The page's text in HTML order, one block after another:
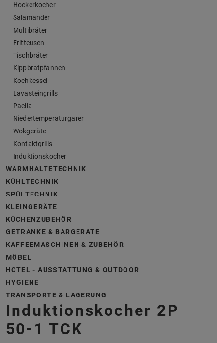
Hockerkocher
Salamander
Multibräter
Fritteusen
Tischbräter
Kippbratpfannen
Kochkessel
Lavasteingrills
Paella
Niedertemperaturgarer
Wokgeräte
Kontaktgrills
Induktionskocher
WARMHALTETECHNIK
KÜHLTECHNIK
SPÜLTECHNIK
KLEINGERÄTE
KÜCHENZUBEHÖR
GETRÄNKE & BARGERÄTE
KAFFEEMASCHINEN & ZUBEHÖR
MÖBEL
HOTEL - AUSSTATTUNG & OUTDOOR
HYGIENE
TRANSPORTE & LAGERUNG
Induktionskocher 2P
50-1 TCK